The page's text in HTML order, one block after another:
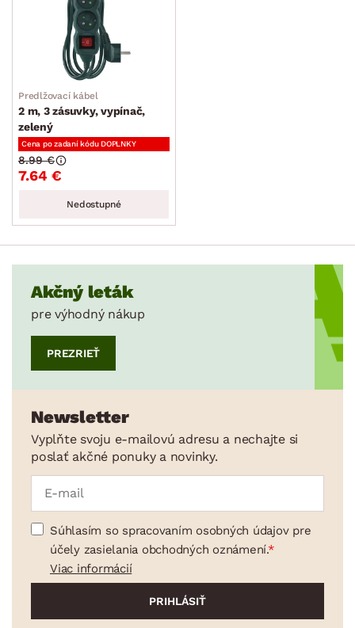
Predlžovací kábel
2 m, 3 zásuvky, vypínač,
zelený
Cena po zadaní kódu DOPLNKY
7.64 €
8.99 €
Nedostupné
Akčný leták
pre výhodný nákup
PREZRIEŤ
Newsletter
Vyplňte svoju e-mailovú adresu a nechajte si
poslať akčné ponuky a novinky.
Súhlasím so spracovaním osobných údajov pre
účely zasielania obchodných oznámení.
Viac informácií